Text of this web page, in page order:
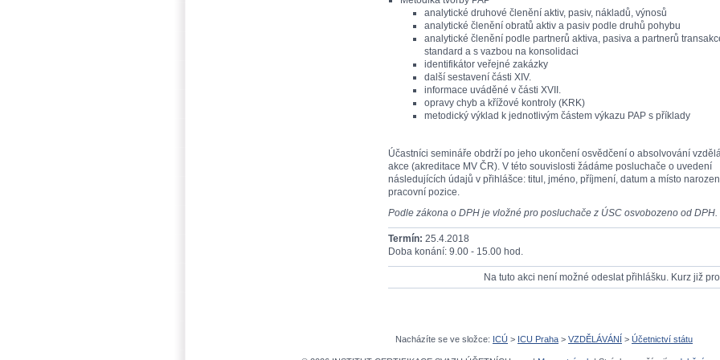
analytické druhové členění aktiv, pasiv, nákladů, výnosů
analytické členění obratů aktiv a pasiv podle druhů pohybu
analytické členění podle partnerů aktiva, pasiva a partnerů
standard a s vazbou na konsolidaci
identifikátor veřejné zakázky
další sestavení části XIV.
informace uváděné v části XVII.
opravy chyb a křížové kontroly (KRK)
metodický výklad k jednotlivým částem výkazu PAP s příklady
Účastníci semináře obdrží po jeho ukončení osvědčení o absolvování
akce (akreditace MV ČR). V této souvislosti žádáme posluchače o uvedení
následujících údajů v přihlášce: titul, jméno, příjmení, datum a místo
pracovní pozice.
Podle zákona o DPH je vložné pro posluchače z ÚSC osvobozeno od DPH.
Termín: 25.4.2018
Doba konání: 9.00 - 15.00 hod.
Na tuto akci není možné odeslat přihlášku. Kurz již
Nacházíte se ve složce: ICÚ > ICU Praha > VZDĚLÁVÁNÍ > Účetnictví státu